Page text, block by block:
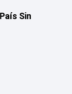
Sin